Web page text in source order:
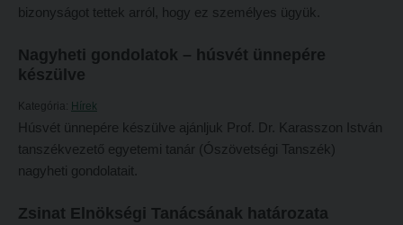
Jelentkezési lapok, nyomtatványok
Ösztöndíjak
Szakirányú továbbképzések
2026/2027. tanévre felvett hallgatók részére
HÖK
Konzultációs időpontok
Intézményi pontok
Intézményi pontok igazolása
A 2026. évi pótfelvételi eljárás alkalmassági vizsga tudnivalói
Hitéleti képzések jelentkezési lapja
Átvétel más felsőoktatási intézményből
Jelentkezési lapok, nyomtatványok
Ösztöndíjak
bizonyságot tettek arról, hogy ez személyes ügyük.
Nagyheti gondolatok – húsvét ünnepére
készülve
Kategória: Hírek
Húsvét ünnepére készülve ajánljuk Prof. Dr. Karasszon István
tanszékvezető egyetemi tanár (Ószövetségi Tanszék)
nagyheti gondolatait.
Zsinat Elnökségi Tanácsának határozata